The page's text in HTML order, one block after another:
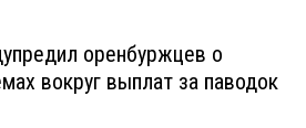
оренбуржцев о
вокруг выплат за паводок